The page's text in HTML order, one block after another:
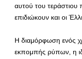
αυτού του τεράστιου
επιδιώκουν και οι
Η διαμόρφωση ενός
εκπομπής ρύπων, η